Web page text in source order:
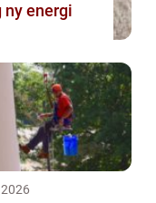
energi